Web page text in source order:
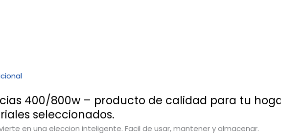
400/800w – producto de calidad para tu
seleccionados.
en una eleccion inteligente. Facil de usar, mantener y almacenar.